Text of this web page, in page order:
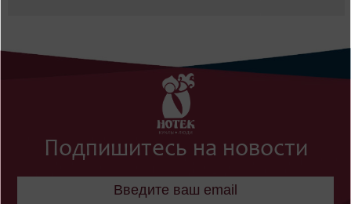
Подпишитесь на новости